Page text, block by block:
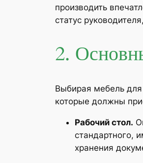
производить
статус
2.
Выбирая мебель
которые должны
Рабочий стол.
стандартного,
хранения